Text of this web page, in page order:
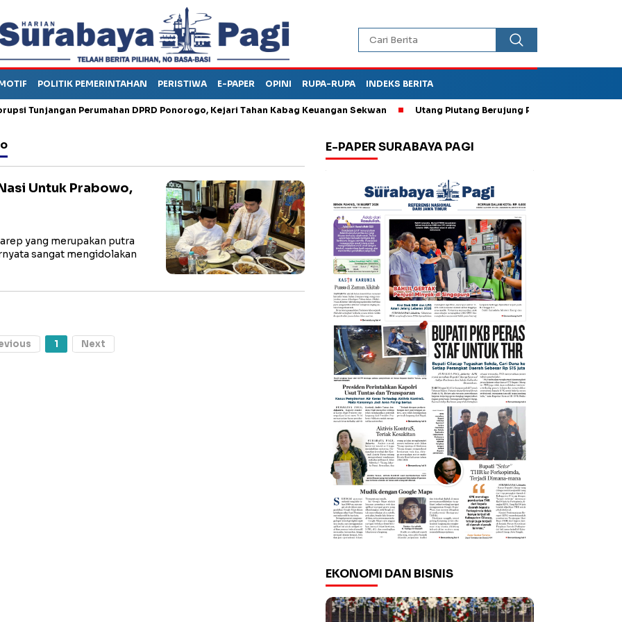
POLITIK PEMERINTAHAN PERISTIWA E-PAPER OPINI RUPA-RUPA INDEKS BERITA
Perumahan DPRD Ponorogo, Kejari Tahan Kabag Keuangan Sekwan Utang Piutang Berujung Penganiayaan, Oknum
Untuk Prabowo,
yang merupakan putra
sangat mengidolakan
1 Next
E-PAPER SURABAYA PAGI
EKONOMI DAN BISNIS